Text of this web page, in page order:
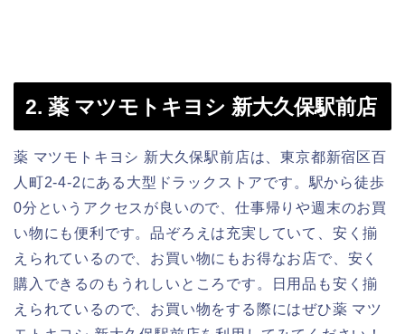
2. 薬 マツモトキヨシ 新大久保駅前店
薬 マツモトキヨシ 新大久保駅前店は、東京都新宿区百
人町2-4-2にある大型ドラックストアです。駅から徒歩
0分というアクセスが良いので、仕事帰りや週末のお買
い物にも便利です。品ぞろえは充実していて、安く揃
えられているので、お買い物にもお得なお店で、安く
購入できるのもうれしいところです。日用品も安く揃
えられているので、お買い物をする際にはぜひ薬 マツ